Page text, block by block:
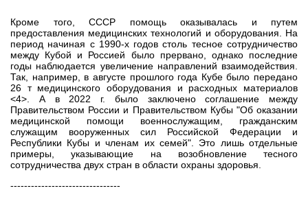
Кроме того, СССР помощь оказывалась и путем
предоставления медицинских технологий и оборудования. На
период начиная с 1990-х годов столь тесное сотрудничество
между Кубой и Россией было прервано, однако последние
годы наблюдается увеличение направлений взаимодействия.
Так, например, в августе прошлого года Кубе было передано
26 т медицинского оборудования и расходных материалов
<4>. А в 2022 г. было заключено соглашение между
Правительством России и Правительством Кубы "Об оказании
медицинской помощи военнослужащим, гражданским
служащим вооруженных сил Российской Федерации и
Республики Кубы и членам их семей". Это лишь отдельные
примеры, указывающие на возобновление тесного
сотрудничества двух стран в области охраны здоровья.
--------------------------------